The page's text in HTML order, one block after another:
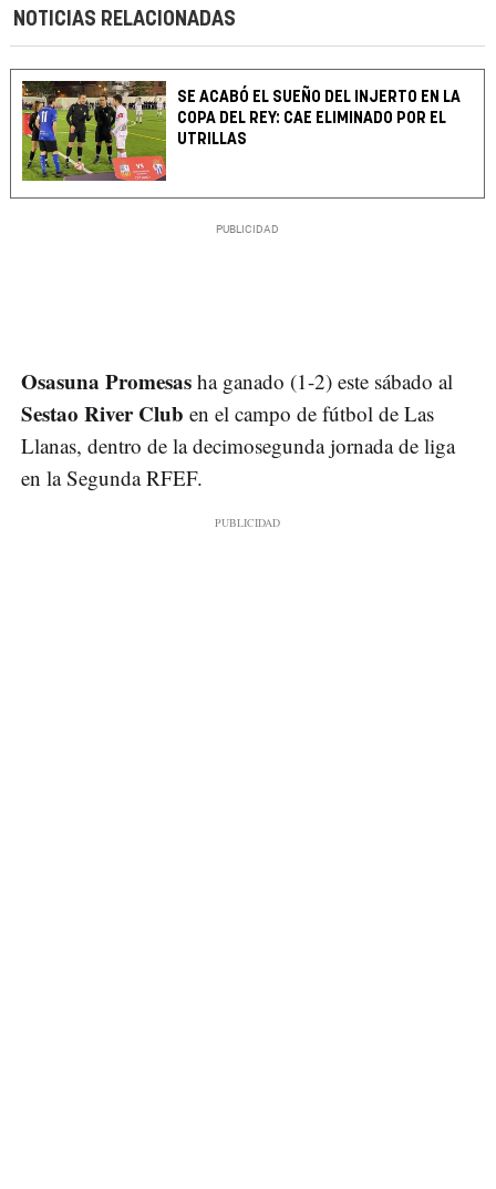
NOTICIAS RELACIONADAS
SE ACABÓ EL SUEÑO DEL INJERTO EN LA
COPA DEL REY: CAE ELIMINADO POR EL
UTRILLAS
Osasuna Promesas ha ganado (1-2) este sábado al
Sestao River Club en el campo de fútbol de Las
Llanas, dentro de la decimosegunda jornada de liga
en la Segunda RFEF.